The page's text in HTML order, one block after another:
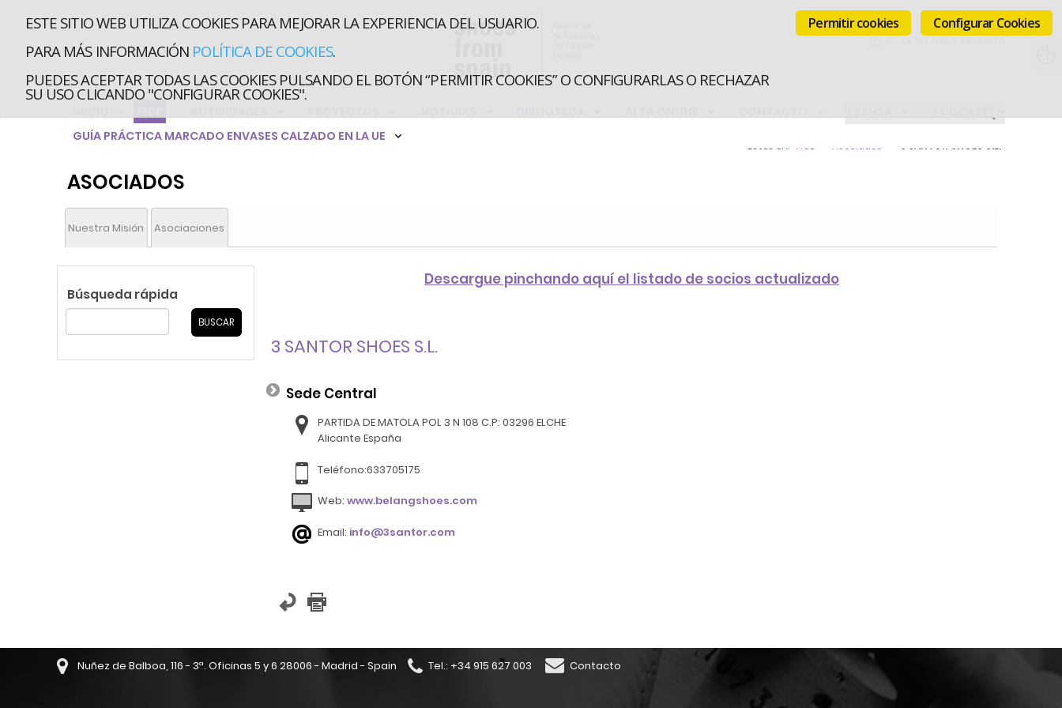
ESTE SITIO WEB UTILIZA COOKIES PARA MEJORAR LA EXPERIENCIA DEL USUARIO.
PARA MÁS INFORMACIÓN POLÍTICA DE COOKIES.
PUEDES ACEPTAR TODAS LAS COOKIES PULSANDO EL BOTÓN “PERMITIR COOKIES” O CONFIGURARLAS O RECHAZAR
SU USO CLICANDO "CONFIGURAR COOKIES".
Configurar Cookies
Permitir cookies
GUÍA PRÁCTICA MARCADO ENVASES CALZADO EN LA UE
Estás en: FICE Asociados 3 SANTOR SHOES S.L.
ASOCIADOS
Nuestra Misión Asociaciones
Descargue pinchando aquí el listado de socios actualizado
3 SANTOR SHOES S.L.
Sede Central
PARTIDA DE MATOLA POL 3 N 108 C.P: 03296 ELCHE
Alicante España
Teléfono:633705175
Web: www.belangshoes.com
Email: info@3santor.com
Búsqueda rápida
Nuñez de Balboa, 116 - 3ª. Oficinas 5 y 6 28006 - Madrid - Spain Tel.: +34 915 627 003 Contacto